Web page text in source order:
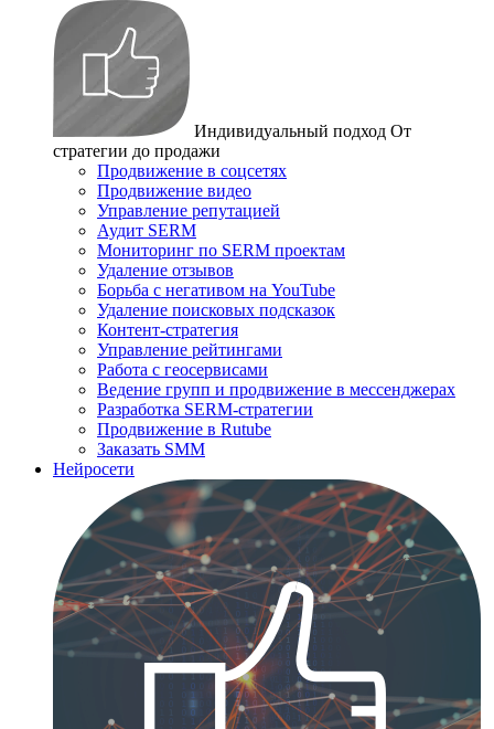
Индивидуальный подход От
стратегии до продажи
Продвижение в соцсетях
Продвижение видео
Управление репутацией
Аудит SERM
Мониторинг по SERM проектам
Удаление отзывов
Борьба с негативом на YouTube
Удаление поисковых подсказок
Контент-стратегия
Управление рейтингами
Работа с геосервисами
Ведение групп и продвижение в мессенджерах
Разработка SERM-стратегии
Продвижение в Rutube
Заказать SMM
Нейросети